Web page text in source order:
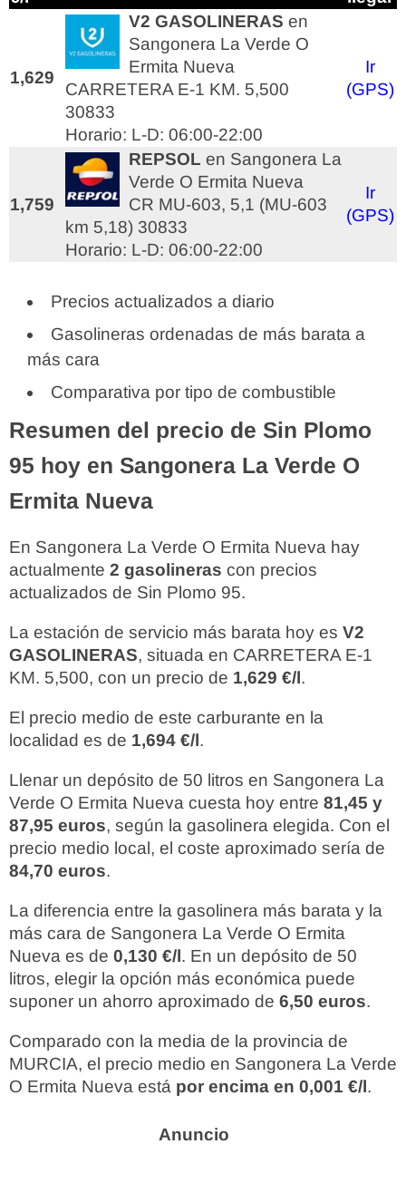
1,629
V2 GASOLINERAS en
Sangonera La Verde O
Ermita Nueva
CARRETERA E-1 KM. 5,500
30833
Horario: L-D: 06:00-22:00
Ir
(GPS)
1,759
REPSOL en Sangonera La
Verde O Ermita Nueva
CR MU-603, 5,1 (MU-603
km 5,18) 30833
Horario: L-D: 06:00-22:00
Ir
(GPS)
Precios actualizados a diario
Gasolineras ordenadas de más barata a
más cara
Comparativa por tipo de combustible
Resumen del precio de Sin Plomo
95 hoy en Sangonera La Verde O
Ermita Nueva
En Sangonera La Verde O Ermita Nueva hay
actualmente 2 gasolineras con precios
actualizados de Sin Plomo 95.
La estación de servicio más barata hoy es V2
GASOLINERAS, situada en CARRETERA E-1
KM. 5,500, con un precio de 1,629 €/l.
El precio medio de este carburante en la
localidad es de 1,694 €/l.
Llenar un depósito de 50 litros en Sangonera La
Verde O Ermita Nueva cuesta hoy entre 81,45 y
87,95 euros, según la gasolinera elegida. Con el
precio medio local, el coste aproximado sería de
84,70 euros.
La diferencia entre la gasolinera más barata y la
más cara de Sangonera La Verde O Ermita
Nueva es de 0,130 €/l. En un depósito de 50
litros, elegir la opción más económica puede
suponer un ahorro aproximado de 6,50 euros.
Comparado con la media de la provincia de
MURCIA, el precio medio en Sangonera La Verde
O Ermita Nueva está por encima en 0,001 €/l.